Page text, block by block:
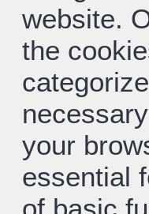
website.
the
your
essential